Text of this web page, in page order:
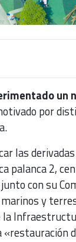
un
por
las
palanca 2,
con su
y
la